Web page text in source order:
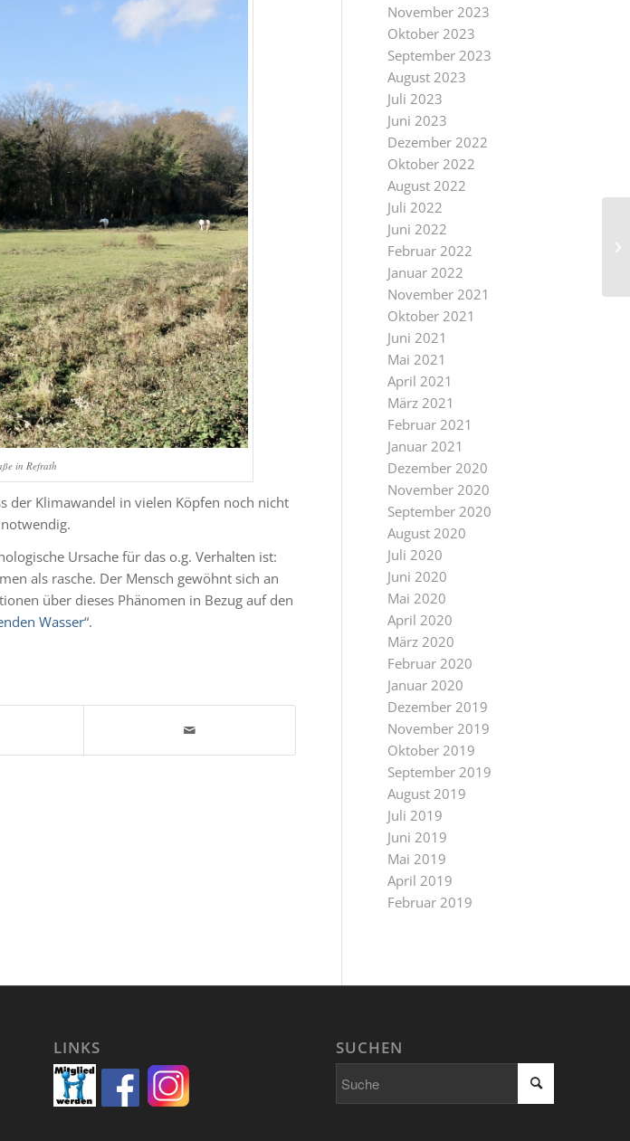
in Refrath
der Klimawandel in vielen Köpfen noch nicht
Ursache für das o.g. Verhalten ist:
als rasche. Der Mensch gewöhnt sich an
über dieses Phänomen in Bezug auf den
Wasser“.
November 2023
Oktober 2023
September 2023
August 2023
Juli 2023
Juni 2023
Dezember 2022
Oktober 2022
August 2022
Juli 2022
Juni 2022
Februar 2022
Januar 2022
November 2021
Oktober 2021
Juni 2021
Mai 2021
April 2021
März 2021
Februar 2021
Januar 2021
Dezember 2020
November 2020
September 2020
August 2020
Juli 2020
Juni 2020
Mai 2020
April 2020
März 2020
Februar 2020
Januar 2020
Dezember 2019
November 2019
Oktober 2019
September 2019
August 2019
Juli 2019
Juni 2019
Mai 2019
April 2019
Februar 2019
LINKS SUCHEN